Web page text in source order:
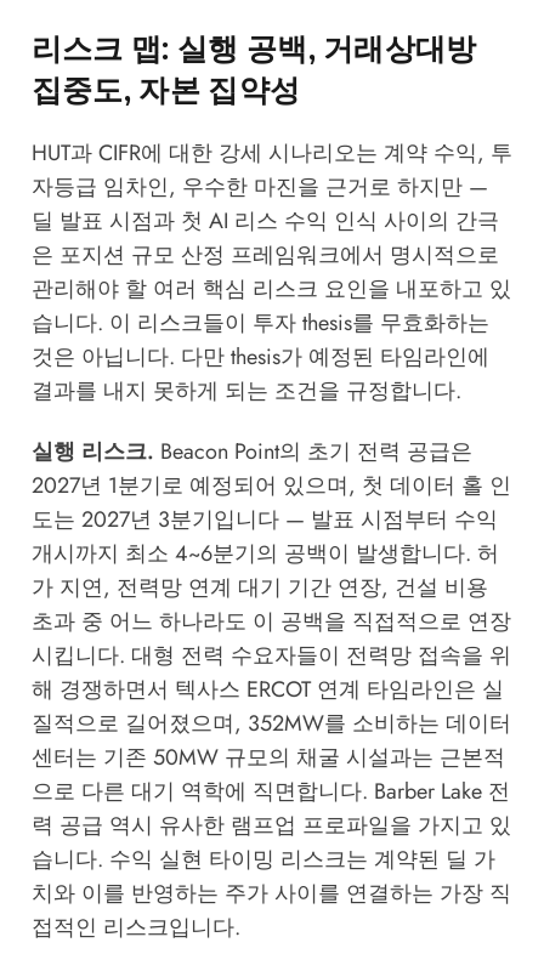
리스크 맵: 실행 공백, 거래상대방
집중도, 자본 집약성
HUT과 CIFR에 대한 강세 시나리오는 계약 수익, 투
자등급 임차인, 우수한 마진을 근거로 하지만 —
딜 발표 시점과 첫 AI 리스 수익 인식 사이의 간극
은 포지션 규모 산정 프레임워크에서 명시적으로
관리해야 할 여러 핵심 리스크 요인을 내포하고 있
습니다. 이 리스크들이 투자 thesis를 무효화하는
것은 아닙니다. 다만 thesis가 예정된 타임라인에
결과를 내지 못하게 되는 조건을 규정합니다.
실행 리스크. Beacon Point의 초기 전력 공급은
2027년 1분기로 예정되어 있으며, 첫 데이터 홀 인
도는 2027년 3분기입니다 — 발표 시점부터 수익
개시까지 최소 4~6분기의 공백이 발생합니다. 허
가 지연, 전력망 연계 대기 기간 연장, 건설 비용
초과 중 어느 하나라도 이 공백을 직접적으로 연장
시킵니다. 대형 전력 수요자들이 전력망 접속을 위
해 경쟁하면서 텍사스 ERCOT 연계 타임라인은 실
질적으로 길어졌으며, 352MW를 소비하는 데이터
센터는 기존 50MW 규모의 채굴 시설과는 근본적
으로 다른 대기 역학에 직면합니다. Barber Lake 전
력 공급 역시 유사한 램프업 프로파일을 가지고 있
습니다. 수익 실현 타이밍 리스크는 계약된 딜 가
치와 이를 반영하는 주가 사이를 연결하는 가장 직
접적인 리스크입니다.